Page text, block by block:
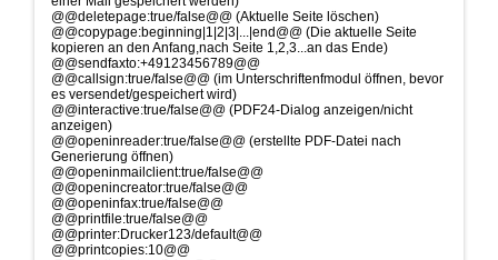
@@deletepage:true/false@@ (Aktuelle Seite löschen)
@@copypage:beginning|1|2|3|...|end@@ (Die aktuelle Seite
kopieren an den Anfang,nach Seite 1,2,3...an das Ende)
@@sendfaxto:+49123456789@@
@@callsign:true/false@@ (im Unterschriftenfmodul öffnen, bevor
es versendet/gespeichert wird)
@@interactive:true/false@@ (PDF24-Dialog anzeigen/nicht
anzeigen)
@@openinreader:true/false@@ (erstellte PDF-Datei nach
Generierung öffnen)
@@openinmailclient:true/false@@
@@openincreator:true/false@@
@@openinfax:true/false@@
@@printfile:true/false@@
@@printer:Drucker123/default@@
@@printcopies:10@@